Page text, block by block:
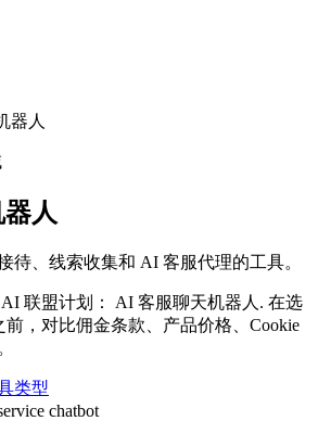
器人
人
待、线索收集和 AI 客服代理的工具。
联盟计划： AI 客服聊天机器人. 在选
，对比佣金条款、产品价格、Cookie
类型
chatbot